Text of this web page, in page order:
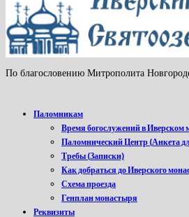
По благословению Митрополита
Паломникам
Время богослужений в Иверском
Паломнический Центр (Анкета
Требы (Записки)
Как добраться до Иверского
Схема проезда
Генплан монастыря
Реквизиты